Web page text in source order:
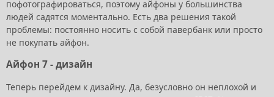
пофотографироваться, поэтому айфоны у большинства
людей садятся моментально. Есть два решения такой
проблемы: постоянно носить с собой павербанк или просто
не покупать айфон.
Айфон 7 - дизайн
Теперь перейдем к дизайну. Да, безусловно он неплохой и